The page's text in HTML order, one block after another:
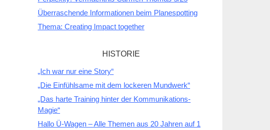
Überraschende Informationen beim Planespotting
Thema: Creating Impact together
HISTORIE
„Ich war nur eine Story“
„Die Einfühlsame mit dem lockeren Mundwerk“
„Das harte Training hinter der Kommunikations-
Magie“
Hallo Ü-Wagen – Alle Themen aus 20 Jahren auf 1